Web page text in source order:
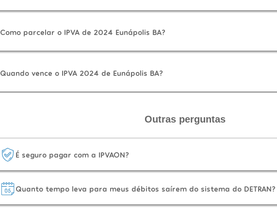
Como parcelar o IPVA de 2024 Eunápolis BA?
Quando vence o IPVA 2024 de Eunápolis BA?
Outras perguntas
É seguro pagar com a IPVAON?
Quanto tempo leva para meus débitos saírem do sistema do DETRAN?